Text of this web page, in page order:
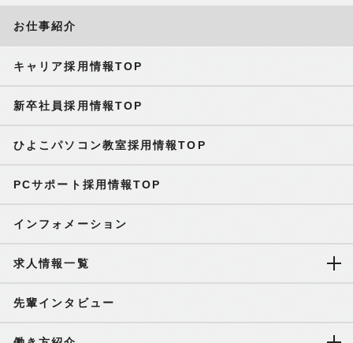
お仕事紹介
キャリア採用情報TOP
新卒社員採用情報TOP
ひよこパソコン教室採用情報TOP
PCサポート採用情報TOP
インフォメーション
求人情報一覧
先輩インタビュー